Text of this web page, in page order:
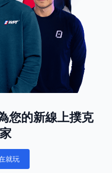
您的新線上撲克
就玩